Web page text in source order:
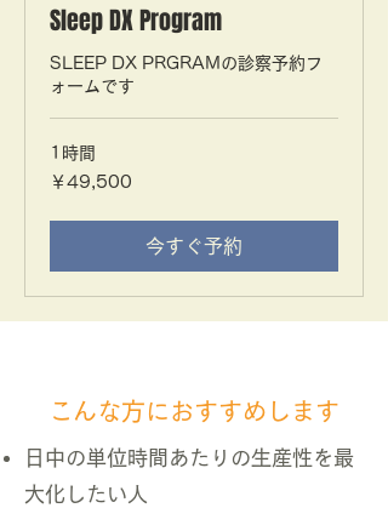
Sleep DX Program
SLEEP DX PRGRAMの診察予約フ
ォームです
1時間
49,500
円
￥49,500
今すぐ予約
こんな方におすすめします
日中の単位時間あたりの生産性を最
大化したい人